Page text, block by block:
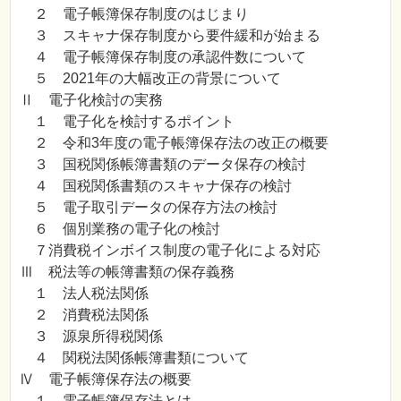
２ 電子帳簿保存制度のはじまり
３ スキャナ保存制度から要件緩和が始まる
４ 電子帳簿保存制度の承認件数について
５ 2021年の大幅改正の背景について
Ⅱ 電子化検討の実務
１ 電子化を検討するポイント
２ 令和3年度の電子帳簿保存法の改正の概要
３ 国税関係帳簿書類のデータ保存の検討
４ 国税関係書類のスキャナ保存の検討
５ 電子取引データの保存方法の検討
６ 個別業務の電子化の検討
７消費税インボイス制度の電子化による対応
Ⅲ 税法等の帳簿書類の保存義務
１ 法人税法関係
２ 消費税法関係
３ 源泉所得税関係
４ 関税法関係帳簿書類について
Ⅳ 電子帳簿保存法の概要